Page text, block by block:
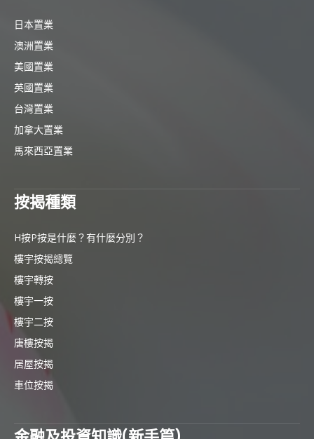
日本置業
澳洲置業
美國置業
英國置業
台灣置業
加拿大置業
馬來西亞置業
按揭種類
H按P按是什麼？有什麼分別？
樓宇按揭總覽
樓宇轉按
樓宇一按
樓宇二按
唐樓按揭
居屋按揭
車位按揭